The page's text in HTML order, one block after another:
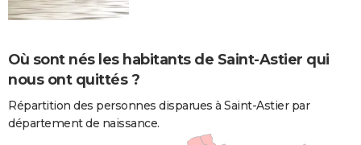
Où sont nés les habitants de Saint-Astier qui
nous ont quittés ?
Répartition des personnes disparues à Saint-Astier par
département de naissance.